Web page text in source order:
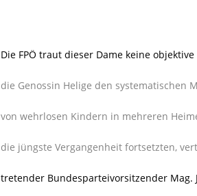
Die FPÖ traut dieser Dame keine
die Genossin Helige den systematischen
von wehrlosen Kindern in mehreren
die jüngste Vergangenheit fortsetzten,
tretender Bundesparteivorsitzender Mag.